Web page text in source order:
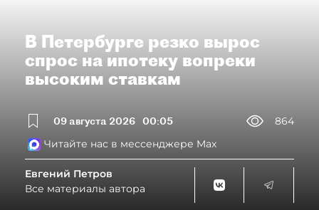
В Петербурге резко вырос
спрос на ипотеку вопреки
высоким ставкам
09 августа 2026 00:05
864
Читайте нас в мессенджере Max
Евгений Петров
Все материалы автора